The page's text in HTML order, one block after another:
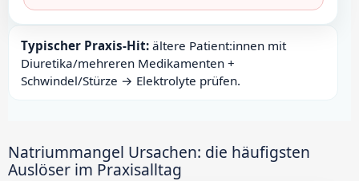
Typischer Praxis-Hit: ältere Patient:innen mit
Diuretika/mehreren Medikamenten +
Schwindel/Stürze → Elektrolyte prüfen.
Natriummangel Ursachen: die häufigsten
Auslöser im Praxisalltag